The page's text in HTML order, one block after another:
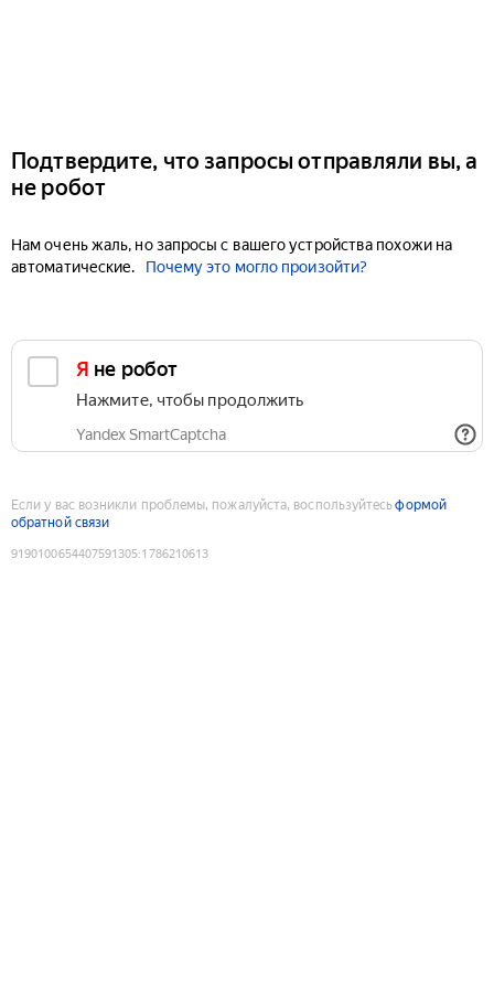
Подтвердите, что запросы отправляли вы, а
не робот
Нам очень жаль, но запросы с вашего устройства похожи на
автоматические.
Почему это могло произойти?
Я не робот
Нажмите, чтобы продолжить
Yandex SmartCaptcha
Если у вас возникли проблемы, пожалуйста, воспользуйтесьформой
обратной связи
9190100654407591305:1786210613